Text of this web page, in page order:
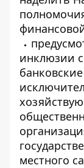
инклюзии
местного